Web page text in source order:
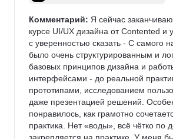
Комментарий: Я сейчас
курсе UI/UX дизайна от Contented и
с уверенностью сказать - С самого
было очень структурированным и
базовых принципов дизайна и
интерфейсами - до реальной
прототипами, исследованием
даже презентацией решений.
понравилось, как грамотно
практика. Нет «воды», всё чётко по